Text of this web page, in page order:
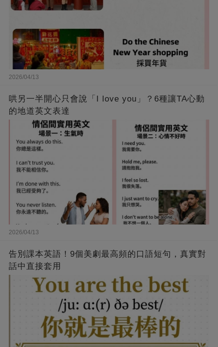
2026/04/13
哄另一半開心只會說「I love you」？6種讓TA心動
的地道英文表達
2026/04/13
告別課本英語！9個美劇最高頻的口語短句，真實對
話中直接套用